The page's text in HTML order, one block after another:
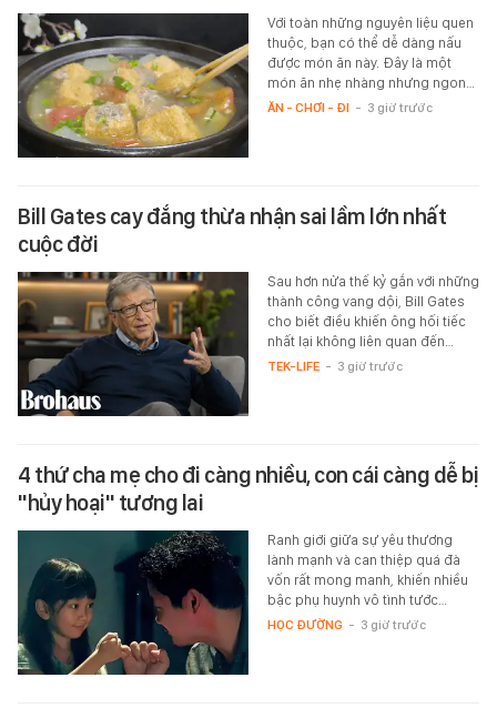
Với toàn những nguyên liệu quen
thuộc, bạn có thể dễ dàng nấu
được món ăn này. Đây là một
món ăn nhẹ nhàng nhưng ngon…
ĂN - CHƠI - ĐI - 3 giờ trước
Bill Gates cay đắng thừa nhận sai lầm lớn nhất
cuộc đời
Sau hơn nửa thế kỷ gắn với những
thành công vang dội, Bill Gates
cho biết điều khiến ông hối tiếc
nhất lại không liên quan đến…
TEK-LIFE - 3 giờ trước
4 thứ cha mẹ cho đi càng nhiều, con cái càng dễ bị
"hủy hoại" tương lai
Ranh giới giữa sự yêu thương
lành mạnh và can thiệp quá đà
vốn rất mong manh, khiến nhiều
bậc phụ huynh vô tình tước…
HỌC ĐƯỜNG - 3 giờ trước